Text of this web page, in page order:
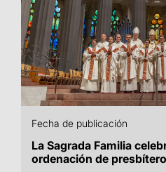
Fecha de publicación
La Sagrada Familia
ordenación de